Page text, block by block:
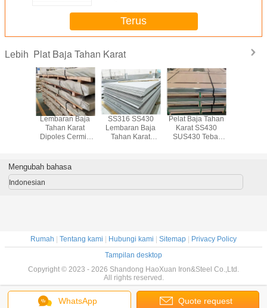
Terus
Lebih Plat Baja Tahan Karat
2B BA
Lembaran Baja
Tahan Karat
Dipoles Cermin
SUS430
SS316 SS430
Lembaran Baja
Tahan Karat
Pelat Baja Tahan
Karat SS430
SUS430 Tebal
WhatsApp Quote request
Mengubah bahasa
Indonesian
Rumah | Tentang kami | Hubungi kami | Sitemap | Privacy Policy
Tampilan desktop
Copyright © 2023 - 2026 Shandong HaoXuan Iron&Steel Co.,Ltd.
All rights reserved.